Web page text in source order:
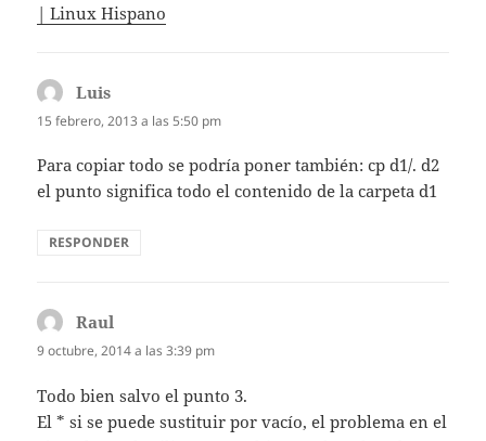
| Linux Hispano
Luis
15 febrero, 2013 a las 5:50 pm
Para copiar todo se podría poner también: cp d1/. d2
el punto significa todo el contenido de la carpeta d1
RESPONDER
Raul
9 octubre, 2014 a las 3:39 pm
Todo bien salvo el punto 3.
El * si se puede sustituir por vacío, el problema en el